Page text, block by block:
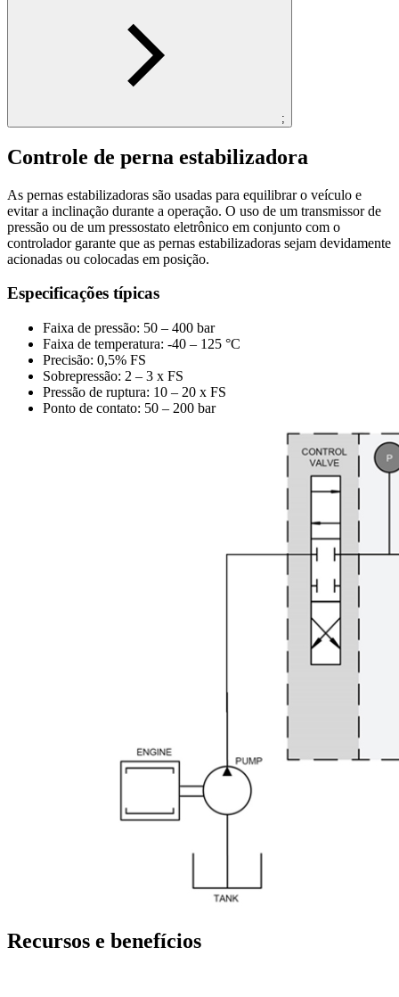
;
Controle de perna estabilizadora
As pernas estabilizadoras são usadas para equilibrar o veículo e
evitar a inclinação durante a operação. O uso de um transmissor de
pressão ou de um pressostato eletrônico em conjunto com o
controlador garante que as pernas estabilizadoras sejam devidamente
acionadas ou colocadas em posição.
Especificações típicas
Faixa de pressão: 50 – 400 bar
Faixa de temperatura: -40 – 125 °C
Precisão: 0,5% FS
Sobrepressão: 2 – 3 x FS
Pressão de ruptura: 10 – 20 x FS
Ponto de contato: 50 – 200 bar
Recursos e benefícios